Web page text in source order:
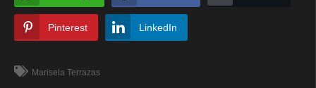
Pinterest LinkedIn
Marisela Terrazas